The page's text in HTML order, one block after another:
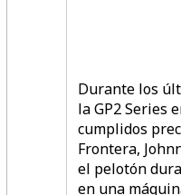
Durante los
la GP2 Series
cumplidos
Frontera,
el pelotón
en una